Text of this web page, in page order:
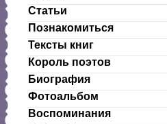
Статьи
Познакомиться
Тексты книг
Король поэтов
Биография
Фотоальбом
Воспоминания